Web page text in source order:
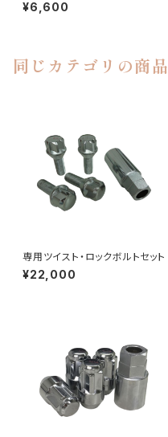
¥6,600
同じカテゴリの商品
専用ツイスト・ロックボルトセット
¥22,000